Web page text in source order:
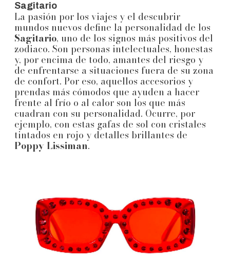
Sagitario
La pasión por los viajes y el descubrir
mundos nuevos define la personalidad de los
Sagitario, uno de los signos más positivos del
zodiaco. Son personas intelectuales, honestas
y, por encima de todo, amantes del riesgo y
de enfrentarse a situaciones fuera de su zona
de confort. Por eso, aquellos accesorios y
prendas más cómodos que ayuden a hacer
frente al frío o al calor son los que más
cuadran con su personalidad. Ocurre, por
ejemplo, con estas gafas de sol con cristales
tintados en rojo y detalles brillantes de
Poppy Lissiman.